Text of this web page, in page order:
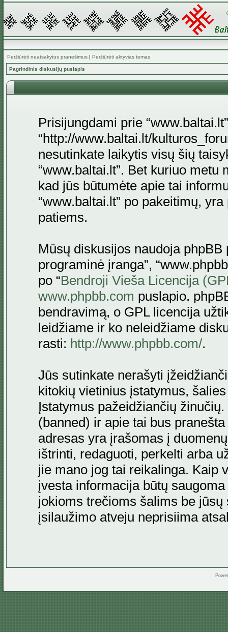
Peržiūrėti neatsakytus pranešimus | Peržiūrėti aktyvias temas
Pagrindinis diskusijų puslapis
Prisijungdami prie
“http://www.baltai.lt/
nesutinkate laikytis visų šių
“www.baltai.lt”. Bet kuriuo
kad jūs būtumėte apie tai
“www.baltai.lt” po pakeitimų,
patiems.
Mūsų diskusijos naudoja phpBB
programinė įranga”,
po “Bendroji Vieša Licencija
www.phpbb.com puslapio.
bendravimą, o GPL licencija
leidžiame ir ko neleidžiame
rasti: http://www.phpbb.com/.
Jūs sutinkate nerašyti
kitokių vietinius įstatymus,
Įstatymus pažeidžiančių
(banned) ir apie tai bus
adresas yra įrašomas į
ištrinti, redaguoti, perkelti arba
jie mano jog tai reikalinga. Kaip
įvesta informacija būtų
jokioms trečioms šalims be jūsų
įsilaužimo atveju neprisiima